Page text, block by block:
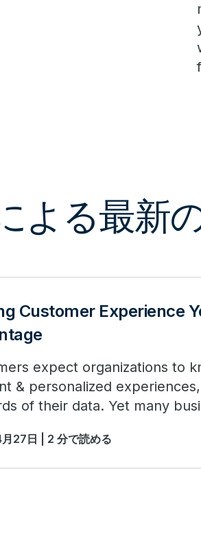
よる最新
Customer Experience
expect organizations to
& personalized
of their data. Yet many
27日 | 2 分で読める